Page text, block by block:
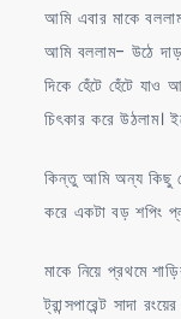
আমি এবার মাকে
আমি বললাম- উঠে
দিকে হেঁটে হেঁটে
চিৎকার করে উঠলাম।
কিন্তু আমি অন্য কিছু
করে একটা বড় শপিং
মাকে নিয়ে প্রথমে
ট্রান্সপারেন্ট সাদা